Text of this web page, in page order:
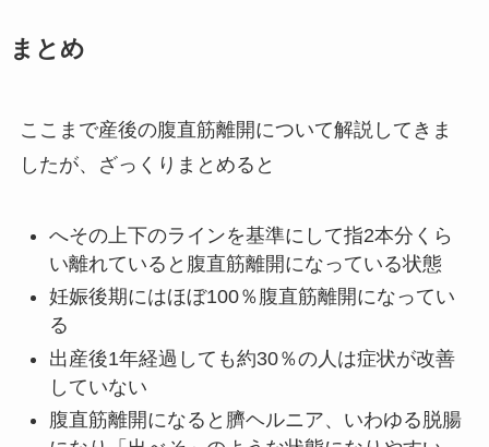
まとめ
ここまで産後の腹直筋離開について解説してきま
したが、ざっくりまとめると
へその上下のラインを基準にして指2本分くら
い離れていると腹直筋離開になっている状態
妊娠後期にはほぼ100％腹直筋離開になってい
る
出産後1年経過しても約30％の人は症状が改善
していない
腹直筋離開になると臍ヘルニア、いわゆる脱腸